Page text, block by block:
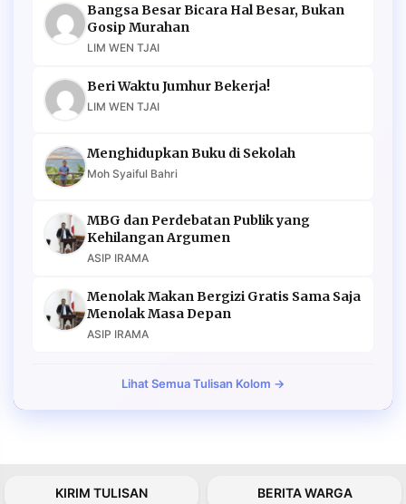
Bangsa Besar Bicara Hal Besar, Bukan
Gosip Murahan
LIM WEN TJAI
Beri Waktu Jumhur Bekerja!
LIM WEN TJAI
Menghidupkan Buku di Sekolah
Moh Syaiful Bahri
MBG dan Perdebatan Publik yang
Kehilangan Argumen
ASIP IRAMA
Menolak Makan Bergizi Gratis Sama Saja
Menolak Masa Depan
ASIP IRAMA
Lihat Semua Tulisan Kolom →
KIRIM TULISAN BERITA WARGA